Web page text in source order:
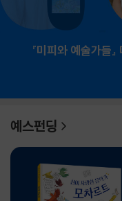
『미피와 예술가들
예스펀딩